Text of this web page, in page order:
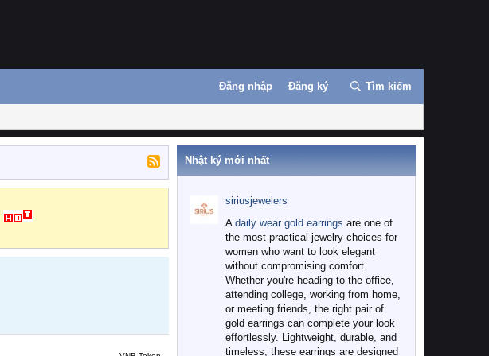
Đăng nhập Đăng ký Tìm kiếm
Nhật ký mới nhất
siriusjewelers
A daily wear gold earrings are one of
the most practical jewelry choices for
women who want to look elegant
without compromising comfort.
Whether you're heading to the office,
attending college, working from home,
or meeting friends, the right pair of
gold earrings can complete your look
effortlessly. Lightweight, durable, and
timeless, these earrings are designed